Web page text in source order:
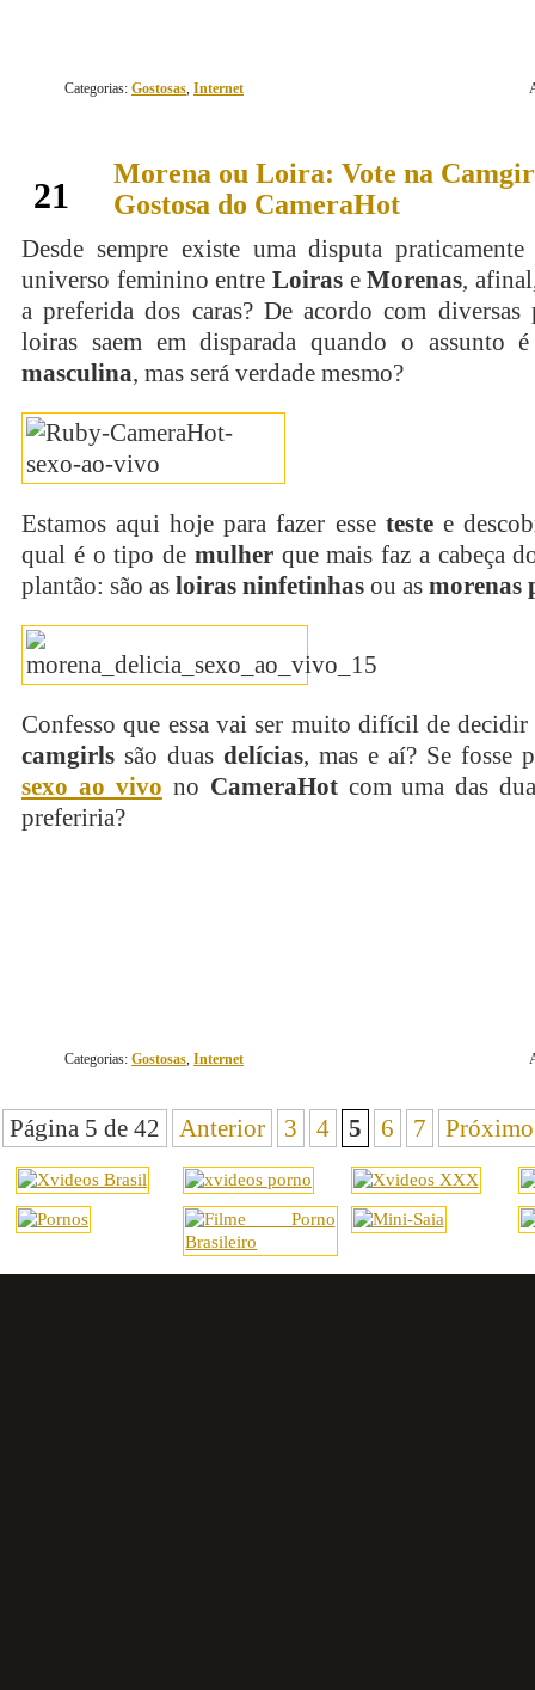
Categorias: Gostosas, Internet
21
Morena ou Loira: Vote na
Gostosa do CameraHot
Desde sempre existe uma disputa
universo feminino entre Loiras eMorenas,
a preferida dos caras? De acordo com diversas
loiras saem em disparada quando o assunto
masculina, mas será verdade mesmo?
Estamos aqui hoje para fazer esse testee
qual é o tipo de mulherque mais faz a cabeça
plantão: são as loiras ninfetinhas ou as morenas
Confesso que essa vai ser muito difícil de decidir
camgirls são duas delícias, mas e aí? Se fosse
sexo ao vivo no CameraHotcom uma das
preferiria?
Categorias: Gostosas, Internet
Página 5 de 42 Anterior 3 4 5 6 7 Próximo